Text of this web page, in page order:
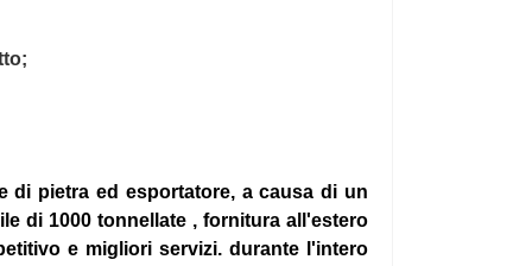
di pietra ed esportatore, a causa di un
di 1000 tonnellate , fornitura all'estero
e migliori servizi. durante l'intero